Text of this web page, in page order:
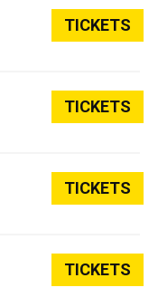
TICKETS
TICKETS
TICKETS
TICKETS